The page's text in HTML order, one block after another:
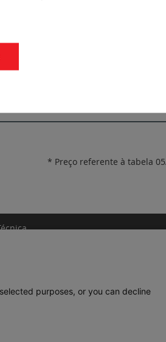
* Preço referente à tabela
©
purposes, or you can decline